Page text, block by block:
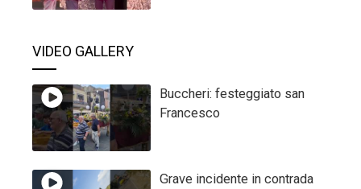
VIDEO GALLERY
Buccheri: festeggiato san
Francesco
Grave incidente in contrada